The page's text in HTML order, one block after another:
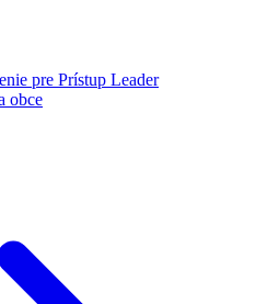
pre Prístup Leader
obce